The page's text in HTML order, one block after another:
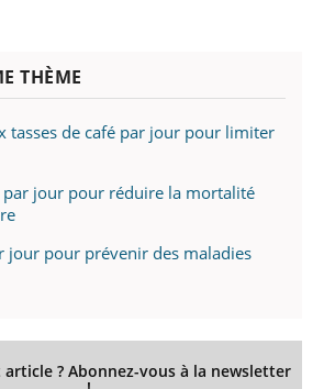
THÈME
tasses de café par jour pour limiter
par jour pour réduire la mortalité
jour pour prévenir des maladies
article ? Abonnez-vous à la newsletter